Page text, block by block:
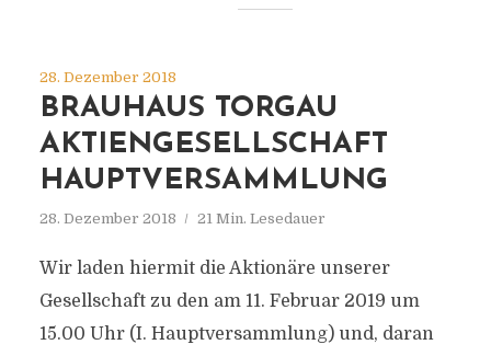
28. Dezember 2018
BRAUHAUS TORGAU
AKTIENGESELLSCHAFT
HAUPTVERSAMMLUNG
28. Dezember 2018 21 Min. Lesedauer
Wir laden hiermit die Aktionäre unserer
Gesellschaft zu den am 11. Februar 2019 um
15.00 Uhr (I. Hauptversammlung) und, daran